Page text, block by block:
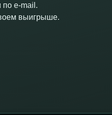
e-mail.
выигрыше.